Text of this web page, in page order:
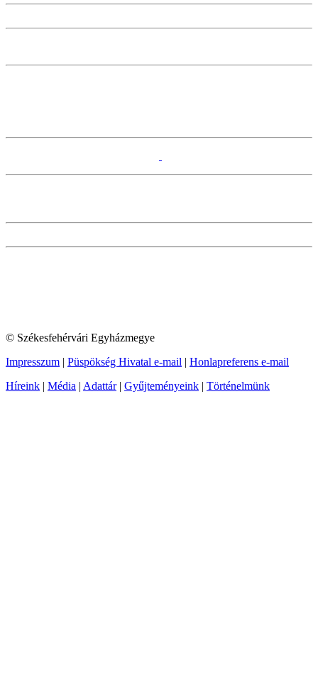
© Székesfehérvári Egyházmegye
Impresszum | Püspökség Hivatal e-mail | Honlapreferens e-mail
Híreink | Média | Adattár| Gyűjteményeink | Történelmünk